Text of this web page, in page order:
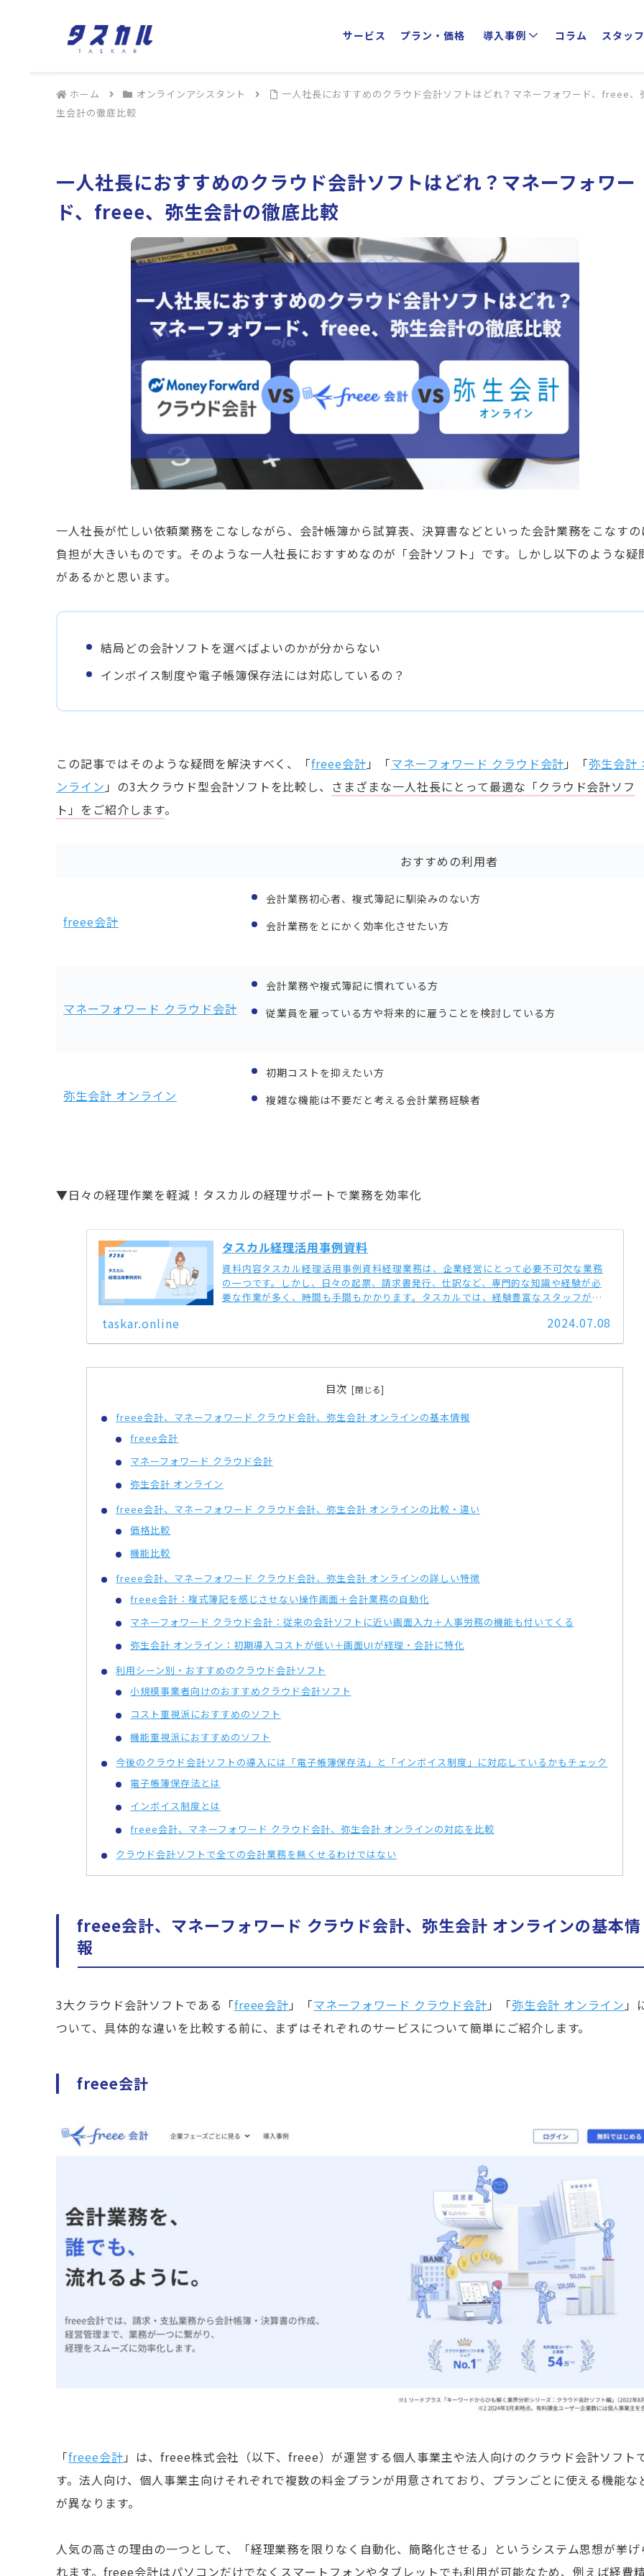
サービス プラン・価格
導入事例
業種別活用方法
コラム スタッ
ホーム オンラインアシスタント
一人社長におすすめのクラウド会計ソフトはどれ？マネーフォワード、freee、
生会計の徹底比較
一人社長におすすめのクラウド会計ソフトはどれ？マネーフォワー
ド、freee、弥生会計の徹底比較
一人社長が忙しい依頼業務をこなしながら、会計帳簿から試算表、決算書などといった会計業務をこなす
負担が大きいものです。そのような一人社長におすすめなのが「会計ソフト」です。しかし以下のような疑
があるかと思います。
結局どの会計ソフトを選べばよいのかが分からない
インボイス制度や電子帳簿保存法には対応しているの？
この記事ではそのような疑問を解決すべく、「freee会計 」「マネーフォワード クラウド会計 」「弥生会計
ンライン 」の3大クラウド型会計ソフトを比較し、 さまざまな一人社長にとって最適な「クラウド会計ソフ
ト」をご紹介します。
おすすめの利用者
freee会計
会計業務初心者、複式簿記に馴染みのない方
会計業務をとにかく効率化させたい方
マネーフォワード クラウド会計
会計業務や複式簿記に慣れている方
従業員を雇っている方や将来的に雇うことを検討している方
弥生会計 オンライン
初期コストを抑えたい方
複雑な機能は不要だと考える会計業務経験者
▼日々の経理作業を軽減！タスカルの経理サポートで業務を効率化
タスカル経理活用事例資料
資料内容タスカル経理活用事例資料経理業務は、企業経営にとって必要不可欠な業務
の一つです。しかし、日々の起票、請求書発行、仕訳など、専門的な知識や経験が必
要な作業が多く、時間も手間もかかります。タスカルでは、経験豊富なスタッフが、
taskar.online 2024.07.08
目次
freee会計、マネーフォワード クラウド会計、弥生会計 オンラインの基本情報
freee会計
マネーフォワード クラウド会計
弥生会計 オンライン
freee会計、マネーフォワード クラウド会計、弥生会計 オンラインの比較・違い
価格比較
機能比較
freee会計、マネーフォワード クラウド会計、弥生会計 オンラインの詳しい特徴
freee会計：複式簿記を感じさせない操作画面＋会計業務の自動化
マネーフォワード クラウド会計：従来の会計ソフトに近い画面入力＋人事労務の機能も付いてくる
弥生会計 オンライン：初期導入コストが低い＋画面UIが経理・会計に特化
利用シーン別・おすすめのクラウド会計ソフト
小規模事業者向けのおすすめクラウド会計ソフト
コスト重視派におすすめのソフト
機能重視派におすすめのソフト
今後のクラウド会計ソフトの導入には「電子帳簿保存法」と「インボイス制度」に対応しているかもチェック
電子帳簿保存法とは
インボイス制度とは
freee会計、マネーフォワード クラウド会計、弥生会計 オンラインの対応を比較
クラウド会計ソフトで全ての会計業務を無くせるわけではない
freee会計、マネーフォワード クラウド会計、弥生会計 オンラインの基本情
報
3大クラウド会計ソフトである「freee会計 」「マネーフォワード クラウド会計 」「弥生会計 オンライン 」
ついて、具体的な違いを比較する前に、まずはそれぞれのサービスについて簡単にご紹介します。
freee会計
「freee会計 」は、freee株式会社（以下、freee）が運営する個人事業主や法人向けのクラウド会計ソフト
す。法人向け、個人事業主向けそれぞれで複数の料金プランが用意されており、プランごとに使える機能な
が異なります。
人気の高さの理由の一つとして、「経理業務を限りなく自動化、簡略化させる」というシステム思想が挙げ
れます。freee会計はパソコンだけでなくスマートフォンやタブレットでも利用が可能なため、例えば経費